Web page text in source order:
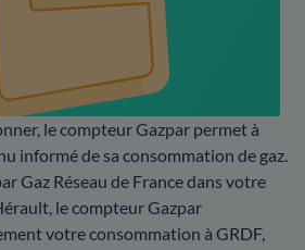
le compteur Gazpar permet à
informé de sa consommation de gaz.
Gaz Réseau de France dans votre
le compteur Gazpar
votre consommation à GRDF,